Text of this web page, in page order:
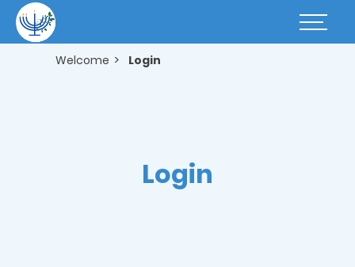
main
content
Basculer
Welcome Login
Login